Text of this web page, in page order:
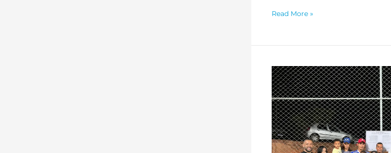
Read More »
Inauguração
da
quadra
de
água
espalhada